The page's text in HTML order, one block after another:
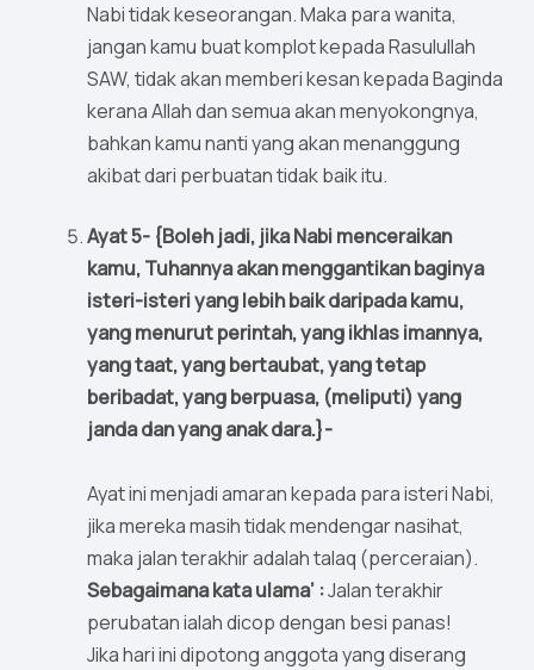
Nabi tidak keseorangan. Maka para wanita,
jangan kamu buat komplot kepada Rasulullah
SAW, tidak akan memberi kesan kepada Baginda
kerana Allah dan semua akan menyokongnya,
bahkan kamu nanti yang akan menanggung
akibat dari perbuatan tidak baik itu.
Ayat 5- {Boleh jadi, jika Nabi menceraikan
kamu, Tuhannya akan menggantikan baginya
isteri-isteri yang lebih baik daripada kamu,
yang menurut perintah, yang ikhlas imannya,
yang taat, yang bertaubat, yang tetap
beribadat, yang berpuasa, (meliputi) yang
janda dan yang anak dara.}-
Ayat ini menjadi amaran kepada para isteri Nabi,
jika mereka masih tidak mendengar nasihat,
maka jalan terakhir adalah talaq (perceraian).
Sebagaimana kata ulama’ :Jalan terakhir
perubatan ialah dicop dengan besi panas!
Jika hari ini dipotong anggota yang diserang